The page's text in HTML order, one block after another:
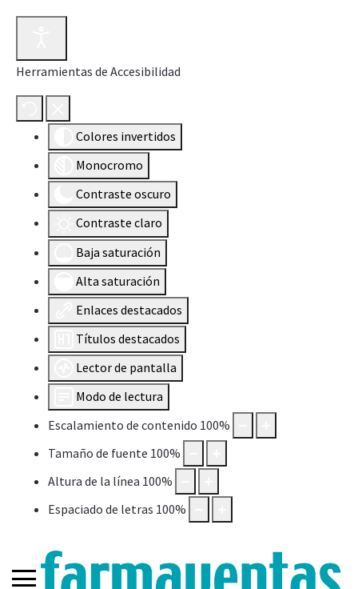
Herramientas de Accesibilidad
Colores invertidos
Monocromo
Contraste oscuro
Contraste claro
Baja saturación
Alta saturación
Enlaces destacados
Títulos destacados
Lector de pantalla
Modo de lectura
Escalamiento de contenido 100%
Tamaño de fuente 100%
Altura de la línea 100%
Espaciado de letras 100%